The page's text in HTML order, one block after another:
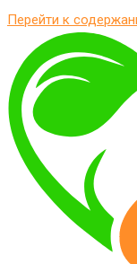
Перейти к